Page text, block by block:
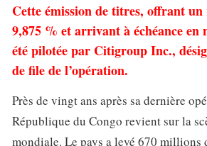
Cette émission de titres, offrant un
9,875 % et arrivant à échéance en
été pilotée par Citigroup Inc.,
de file de l’opération.
Près de vingt ans après sa dernière
République du Congo revient sur la
mondiale. Le pays a levé 670 millions